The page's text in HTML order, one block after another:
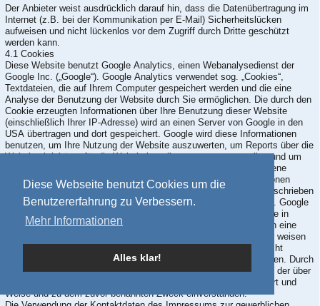
Diese Webseite benutzt Cookies um die
Benutzererfahrung zu Verbessern.
Mehr Informationen
Alles klar!
Der Anbieter weist ausdrücklich darauf hin, dass die Datenübertragung im
Internet (z.B. bei der Kommunikation per E-Mail) Sicherheitslücken
aufweisen und nicht lückenlos vor dem Zugriff durch Dritte geschützt
werden kann.
4.1 Cookies
Diese Website benutzt Google Analytics, einen Webanalysedienst der
Google Inc. („Google“). Google Analytics verwendet sog. „Cookies“,
Textdateien, die auf Ihrem Computer gespeichert werden und die eine
Analyse der Benutzung der Website durch Sie ermöglichen. Die durch den
Cookie erzeugten Informationen über Ihre Benutzung dieser Website
(einschließlich Ihrer IP-Adresse) wird an einen Server von Google in den
USA übertragen und dort gespeichert. Google wird diese Informationen
benutzen, um Ihre Nutzung der Website auszuwerten, um Reports über die
Websiteaktivitäten für die Websitebetreiber zusammenzustellen und um
weitere mit der Websitenutzung und der Internetnutzung verbundene
Dienstleistungen zu erbringen. Auch wird Google diese Informationen
gegebenenfalls an Dritte übertragen, sofern dies gesetzlich vorgeschrieben
oder soweit Dritte diese Daten im Auftrag von Google verarbeiten. Google
wird in keinem Fall Ihre IP-Adresse mit anderen Daten von Google in
Verbindung bringen. Sie können die Installation der Cookies durch eine
entsprechende Einstellung Ihrer Browser Software verhindern; wir weisen
Sie jedoch darauf hin, dass Sie in diesem Fall gegebenenfalls nicht
sämtliche Funktionen dieser Website vollumfänglich nutzen können. Durch
die Nutzung dieser Website erklären Sie sich mit der Bearbeitung der über
Sie erhobenen Daten durch Google in der zuvor beschriebenen Art und
Weise und zu dem zuvor benannten Zweck einverstanden.